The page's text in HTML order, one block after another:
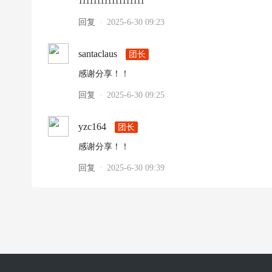
回复 · 2025-6-30 09:23
santaclaus 团长
感谢分享！！
回复 · 2025-6-30 09:25
yzc164 团长
感谢分享！！
回复 · 2025-6-30 09:39